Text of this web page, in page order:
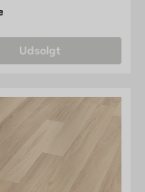
udsolgt